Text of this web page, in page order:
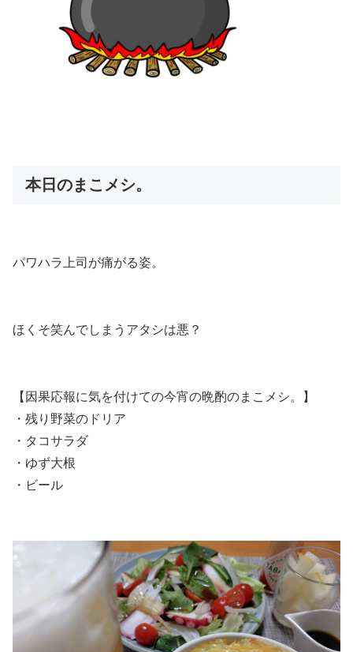
本日のまこメシ。
パワハラ上司が痛がる姿。
ほくそ笑んでしまうアタシは悪？
【因果応報に気を付けての今宵の晩酌のまこメシ。】
・残り野菜のドリア
・タコサラダ
・ゆず大根
・ビール